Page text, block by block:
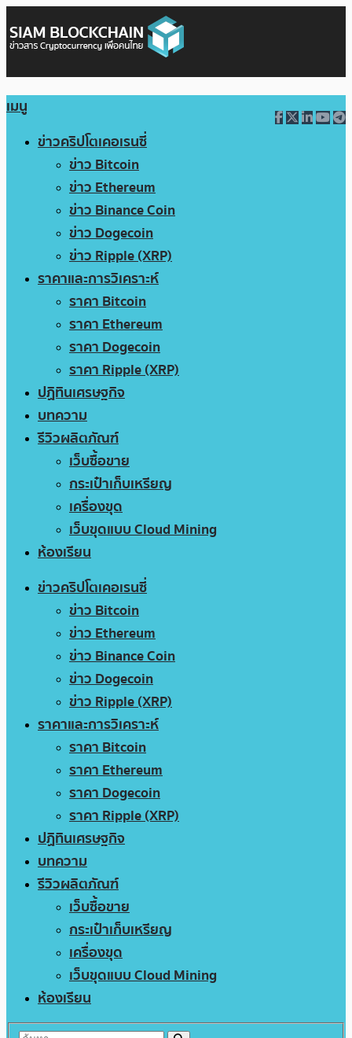
เมนู
ข่าวคริปโตเคอเรนซี่
ข่าว Bitcoin
ข่าว Ethereum
ข่าว Binance Coin
ข่าว Dogecoin
ข่าว Ripple (XRP)
ราคาและการวิเคราะห์
ราคา Bitcoin
ราคา Ethereum
ราคา Dogecoin
ราคา Ripple (XRP)
ปฏิทินเศรษฐกิจ
บทความ
รีวิวผลิตภัณฑ์
เว็บซื้อขาย
กระเป๋าเก็บเหรียญ
เครื่องขุด
เว็บขุดแบบ Cloud Mining
ห้องเรียน
ข่าวคริปโตเคอเรนซี่
ข่าว Bitcoin
ข่าว Ethereum
ข่าว Binance Coin
ข่าว Dogecoin
ข่าว Ripple (XRP)
ราคาและการวิเคราะห์
ราคา Bitcoin
ราคา Ethereum
ราคา Dogecoin
ราคา Ripple (XRP)
ปฏิทินเศรษฐกิจ
บทความ
รีวิวผลิตภัณฑ์
เว็บซื้อขาย
กระเป๋าเก็บเหรียญ
เครื่องขุด
เว็บขุดแบบ Cloud Mining
ห้องเรียน